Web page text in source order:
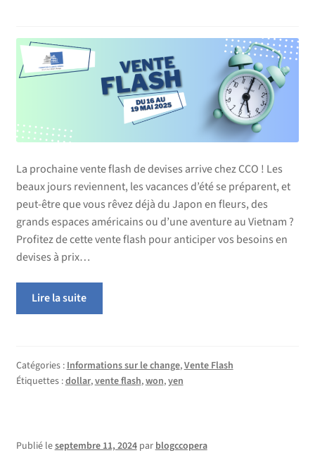
La prochaine vente flash de devises arrive chez CCO ! Les
beaux jours reviennent, les vacances d’été se préparent, et
peut-être que vous rêvez déjà du Japon en fleurs, des
grands espaces américains ou d’une aventure au Vietnam ?
Profitez de cette vente flash pour anticiper vos besoins en
devises à prix…
Lire la suite
Catégories : Informations sur le change,Vente Flash
Étiquettes :dollar,vente flash,won,yen
Publié leseptembre 11, 2024 par blogccopera